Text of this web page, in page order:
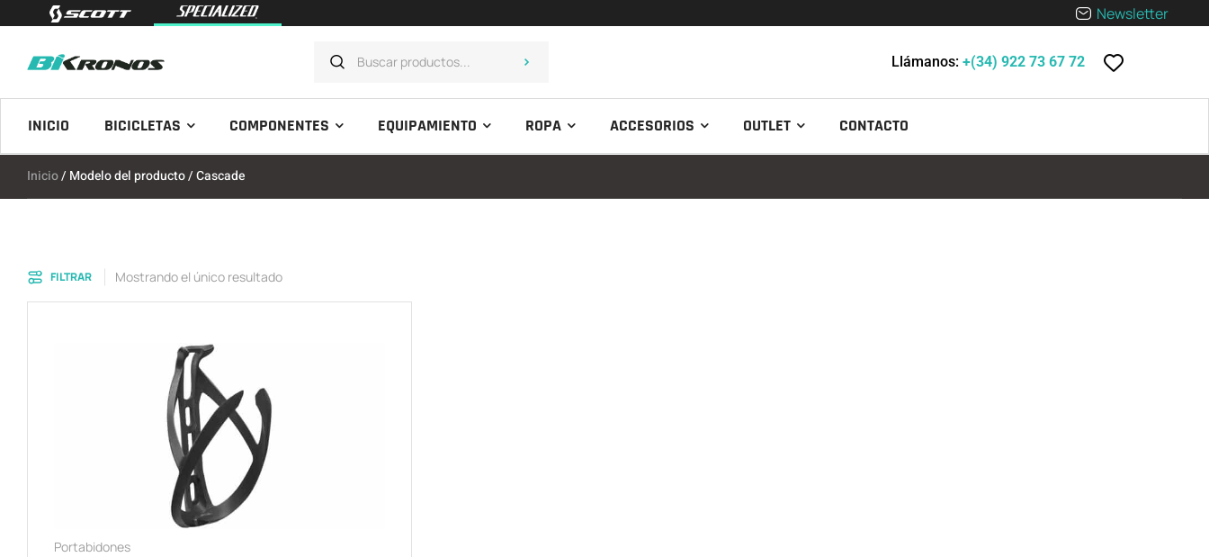
Newsletter
Llámanos: +(34) 922 73 67 72
INICIO BICICLETAS COMPONENTES EQUIPAMIENTO ROPA ACCESORIOS OUTLET CONTACTO
Inicio/ Modelo del producto / Cascade
FILTRAR Mostrando el único resultado
Portabidones